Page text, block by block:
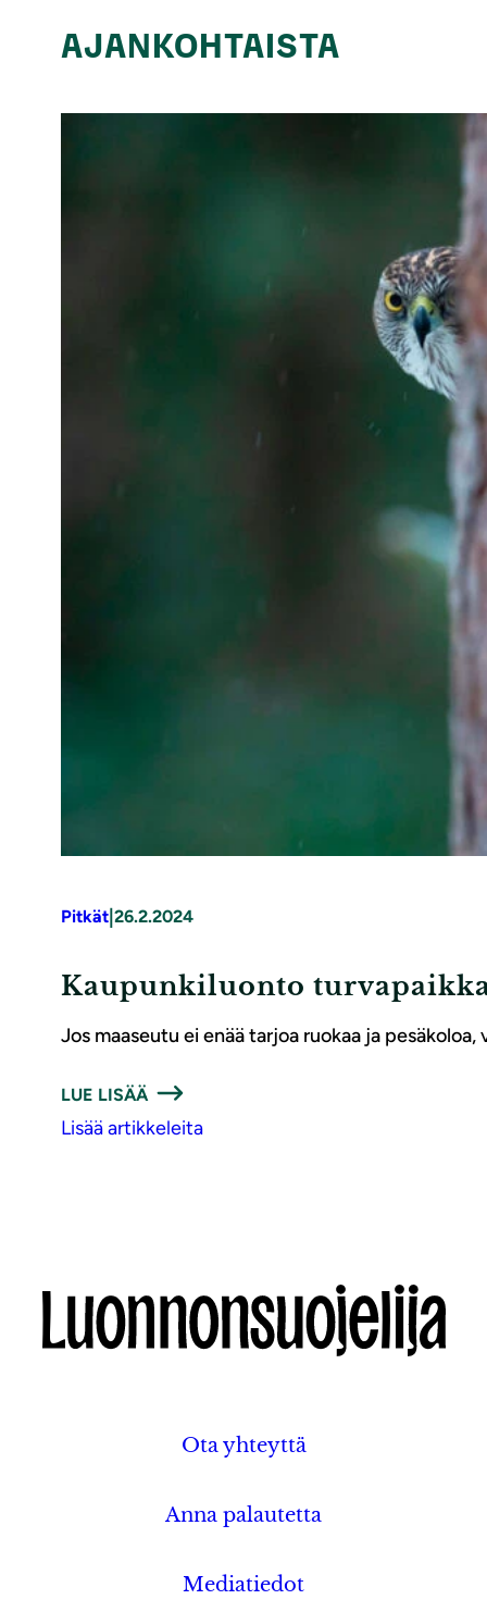
AJANKOHTAISTA
Pitkät 26.2.2024
Kaupunkiluonto
Jos maaseutu ei enää tarjoa ruokaa ja
LUE LISÄÄ
Lisää artikkeleita
Ota yhteyttä
Anna palautetta
Mediatiedot